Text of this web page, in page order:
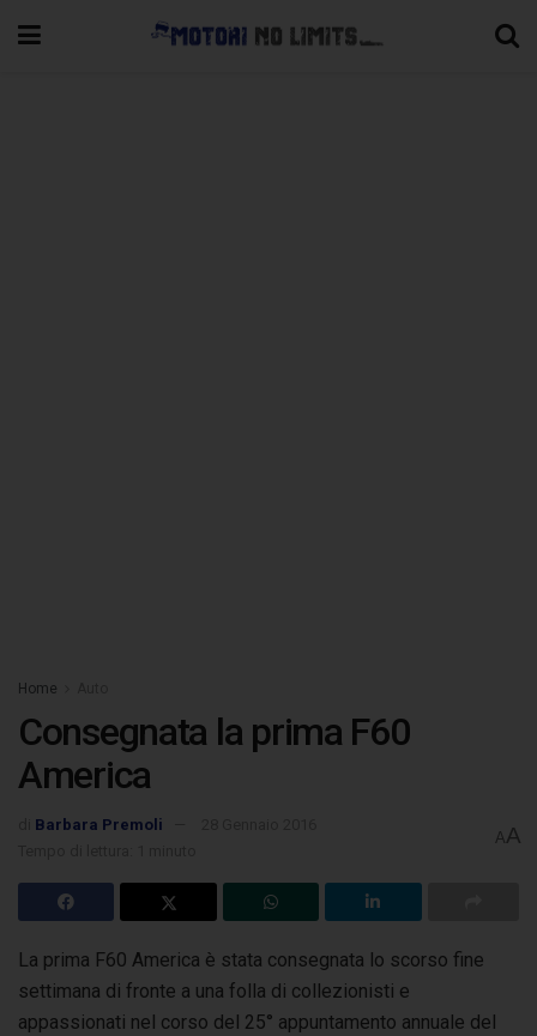
Home
Consegnata la prima F60
America
Barbara Premoli
AA
La prima F60 America è stata consegnata lo scorso fine
settimana di fronte a una folla di collezionisti e
appassionati nel corso del 25° appuntamento annuale del